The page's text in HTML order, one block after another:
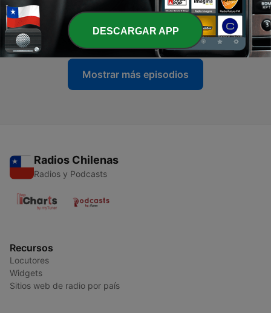
3 - Kami suka makan? Kamu?
08 mayo 2020
Mostrar más episodios
Radios Chilenas
Radios y Podcasts
Recursos
Locutores
Widgets
Sitios web de radio por país
DESCARGAR APP